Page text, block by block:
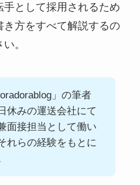
として採用されるため
方をすべて解説するの
。
」の筆者
休みの運送会社にて
面接担当として働い
れらの経験をもとに